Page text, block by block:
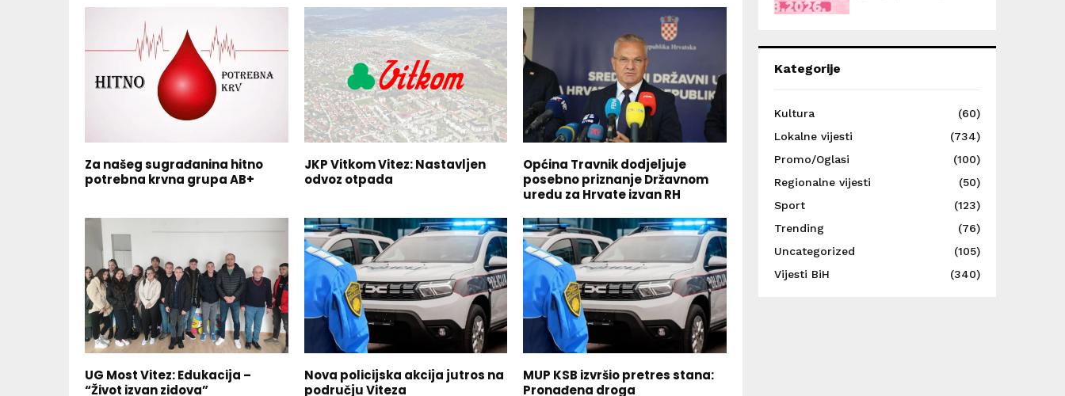
t
r
e
i
c
a
G
o
r
/
o
l
j
k
o
Za našeg sugrađanina hitno
potrebna krvna grupa AB+
JKP Vitkom Vitez: Nastavljen
odvoz otpada
Općina Travnik dodjeljuje
posebno priznanje Državnom
uredu za Hrvate izvan RH
UG Most Vitez: Edukacija –
“Život izvan zidova”
Nova policijska akcija jutros na
području Viteza
MUP KSB izvršio pretres stana:
Pronađena droga
Kategorije
Kultura
(60)
Lokalne vijesti
(734)
Promo/Oglasi
(100)
Regionalne vijesti
(50)
Sport
(123)
Trending
(76)
Uncategorized
(105)
Vijesti BiH
(340)